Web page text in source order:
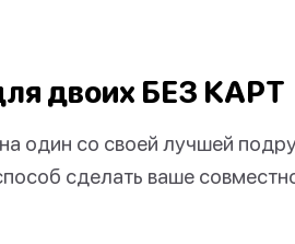
двоих БЕЗ КАРТ
один со своей лучшей
сделать ваше